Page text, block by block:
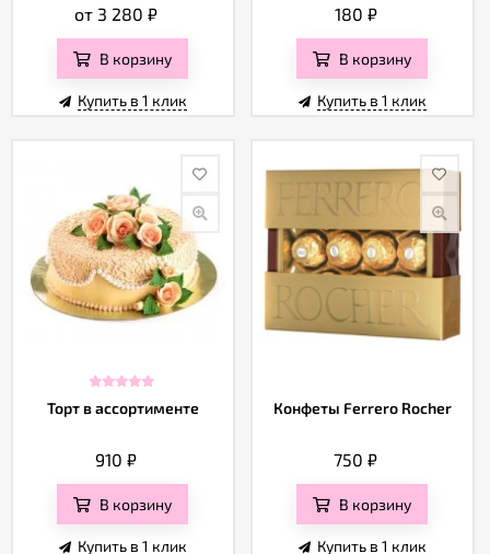
от 3 280₽
В корзину
Купить в 1 клик
180 ₽
В корзину
Купить в 1 клик
Торт в ассортименте
910₽
В корзину
Купить в 1 клик
Конфеты Ferrero Rocher
750₽
В корзину
Купить в 1 клик